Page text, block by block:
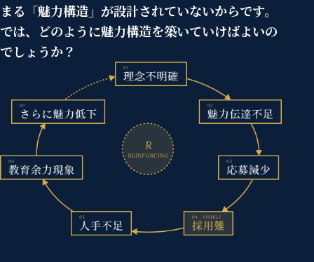
まる「魅力構造」が設計されていないからです。
では、どのように魅力構造を築いていけばよいの
でしょうか？